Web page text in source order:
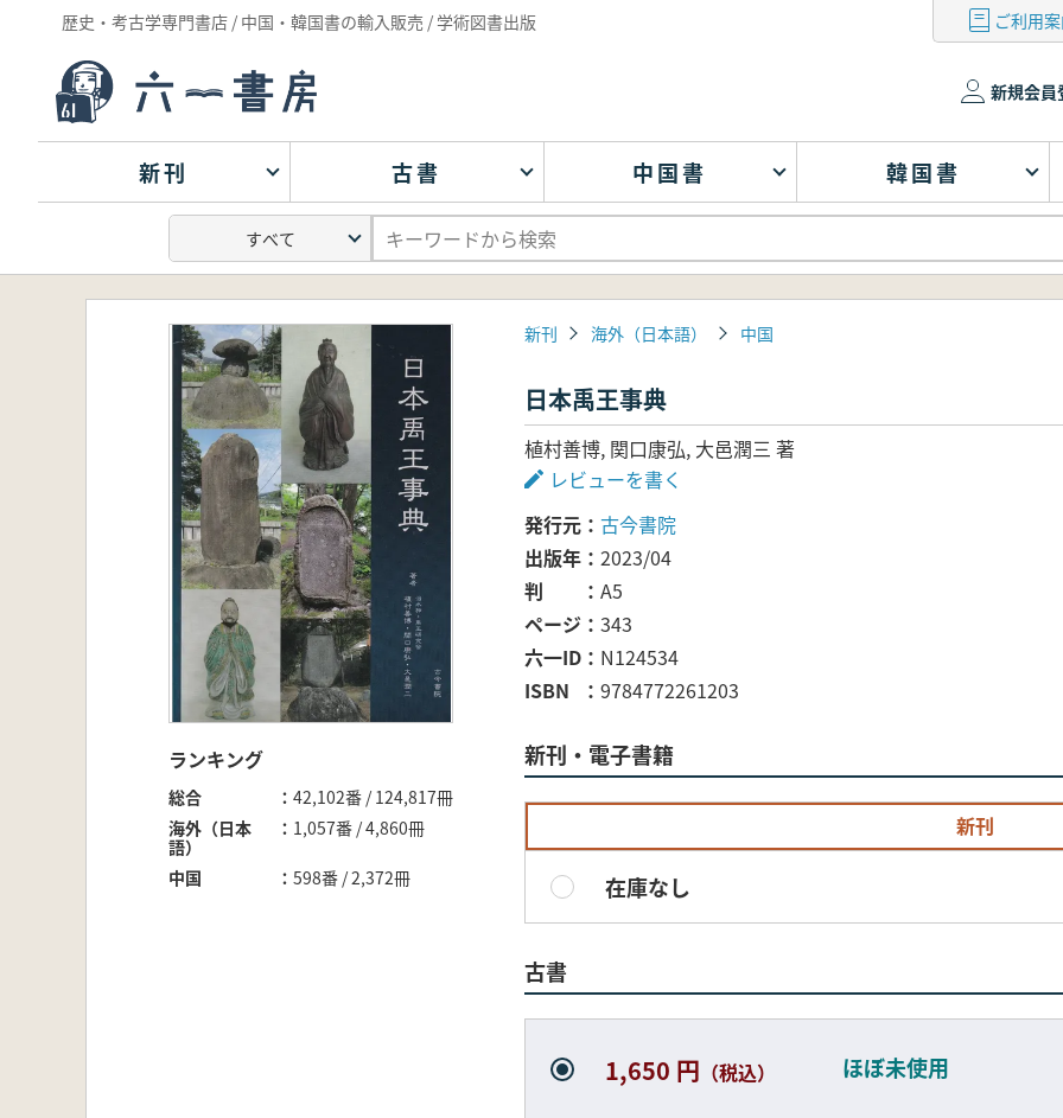
歴史・考古学専門書店 / 中国・韓国書の輸入販売 / 学術図書出版 ご利用
新規会員
新刊 古書 中国書 韓国書
ランキング
総合
42,102番 / 124,817冊
海外（日本
語）
1,057番 / 4,860冊
中国 598番 / 2,372冊
新刊 海外（日本語） 中国
日本禹王事典
植村善博, 関口康弘, 大邑潤三 著
レビューを書く
発行元
古今書院
出版年
2023/04
判
A5
ページ
343
六一ID
N124534
ISBN
9784772261203
新刊・電子書籍
新刊
在庫なし
古書
1,650 円 （税込） ほぼ未使用